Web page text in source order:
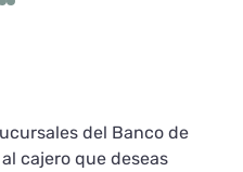
del Banco de
cajero que deseas